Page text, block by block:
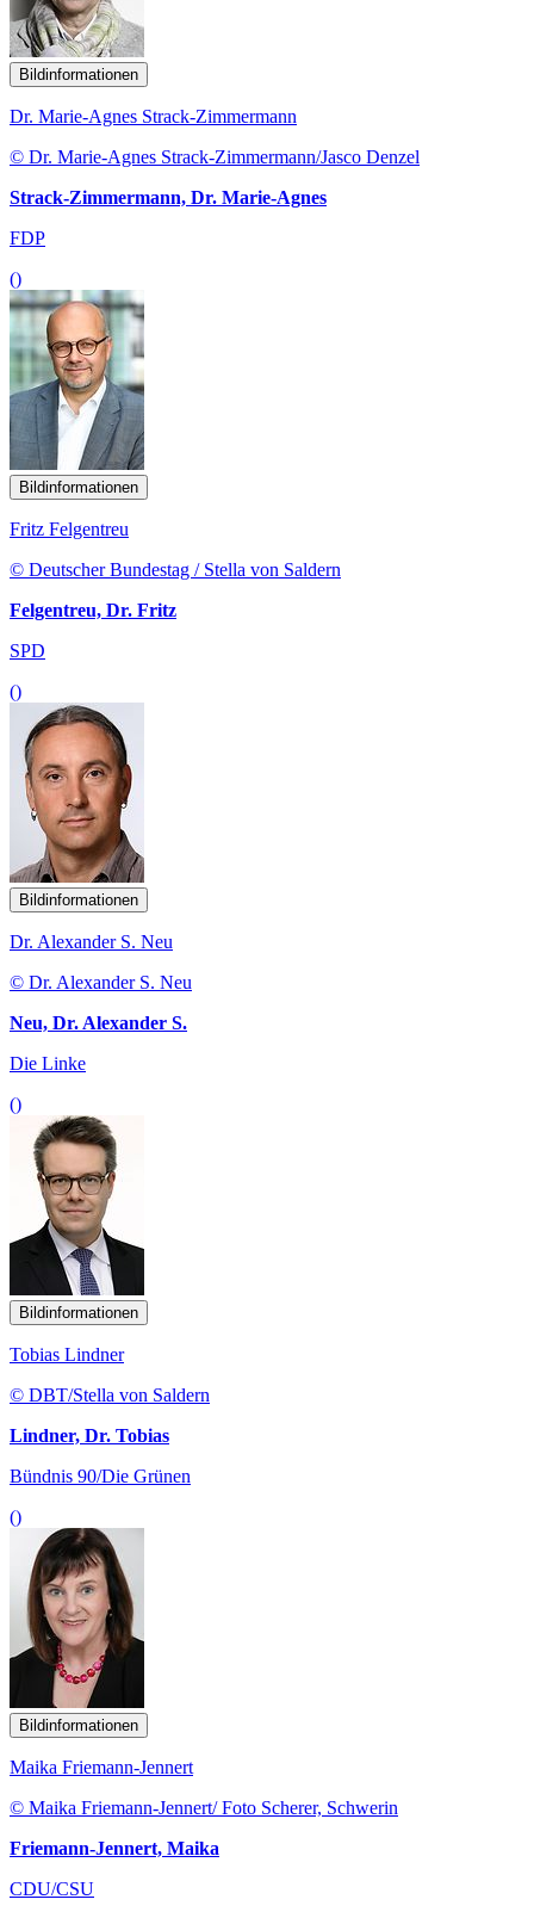
Bildinformationen
Dr. Marie-Agnes Strack-Zimmermann
© Dr. Marie-Agnes Strack-Zimmermann/Jasco Denzel
Strack-Zimmermann, Dr. Marie-Agnes
FDP
()
Bildinformationen
Fritz Felgentreu
© Deutscher Bundestag / Stella von Saldern
Felgentreu, Dr. Fritz
SPD
()
Bildinformationen
Dr. Alexander S. Neu
© Dr. Alexander S. Neu
Neu, Dr. Alexander S.
Die Linke
()
Bildinformationen
Tobias Lindner
© DBT/Stella von Saldern
Lindner, Dr. Tobias
Bündnis 90/Die Grünen
()
Bildinformationen
Maika Friemann-Jennert
© Maika Friemann-Jennert/ Foto Scherer, Schwerin
Friemann-Jennert, Maika
CDU/CSU